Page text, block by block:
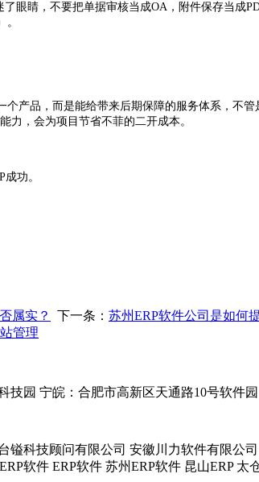
眼睛，不要把单据审核当成OA，附件保存当
品，而是能给带来后期保障的服务体系，不管
力，会为项目节省不菲的二开成本。
功。
属实？ 下一条： 苏州ERP软件公司是如何
管理
技园 宁皖：合肥市高新区天通路10号软件园
镒科技顾问有限公司 安徽川力软件有限公司
软件 ERP软件 苏州ERP软件 昆山ERP 太